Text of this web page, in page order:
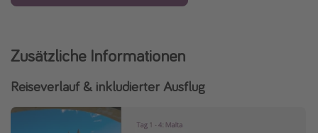
Zusätzliche Informationen
Reiseverlauf & inkludierter Ausflug